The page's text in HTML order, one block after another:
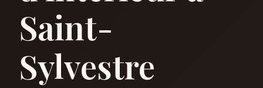
Saint-
Sylvestre